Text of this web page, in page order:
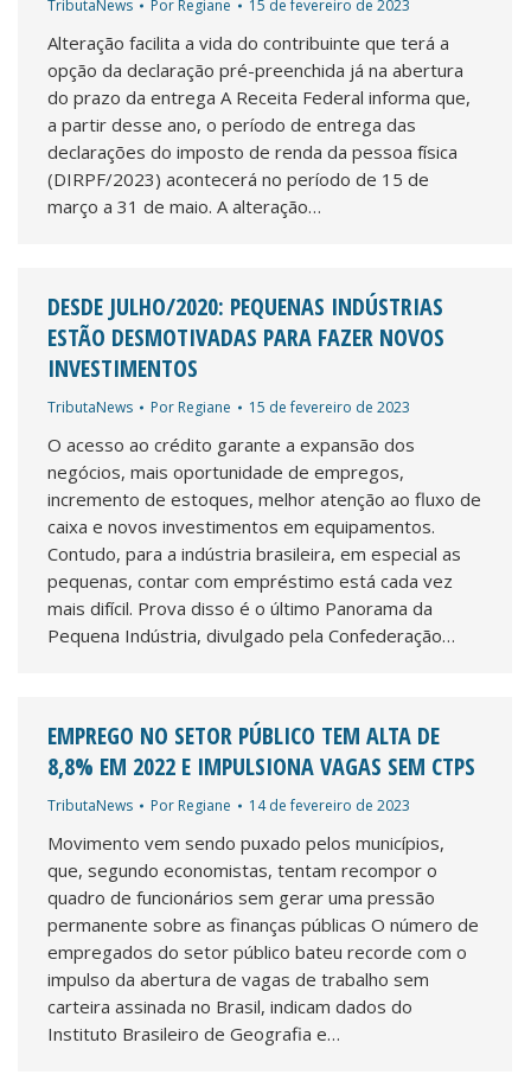
TributaNews Por Regiane 15 de fevereiro de 2023
Alteração facilita a vida do contribuinte que terá a
opção da declaração pré-preenchida já na abertura
do prazo da entrega A Receita Federal informa que,
a partir desse ano, o período de entrega das
declarações do imposto de renda da pessoa física
(DIRPF/2023) acontecerá no período de 15 de
março a 31 de maio. A alteração…
DESDE JULHO/2020: PEQUENAS INDÚSTRIAS
ESTÃO DESMOTIVADAS PARA FAZER NOVOS
INVESTIMENTOS
TributaNews Por Regiane 15 de fevereiro de 2023
O acesso ao crédito garante a expansão dos
negócios, mais oportunidade de empregos,
incremento de estoques, melhor atenção ao fluxo de
caixa e novos investimentos em equipamentos.
Contudo, para a indústria brasileira, em especial as
pequenas, contar com empréstimo está cada vez
mais difícil. Prova disso é o último Panorama da
Pequena Indústria, divulgado pela Confederação…
EMPREGO NO SETOR PÚBLICO TEM ALTA DE
8,8% EM 2022 E IMPULSIONA VAGAS SEM CTPS
TributaNews Por Regiane 14 de fevereiro de 2023
Movimento vem sendo puxado pelos municípios,
que, segundo economistas, tentam recompor o
quadro de funcionários sem gerar uma pressão
permanente sobre as finanças públicas O número de
empregados do setor público bateu recorde com o
impulso da abertura de vagas de trabalho sem
carteira assinada no Brasil, indicam dados do
Instituto Brasileiro de Geografia e…